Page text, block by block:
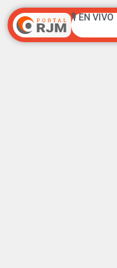
🎙️ EN VIVO